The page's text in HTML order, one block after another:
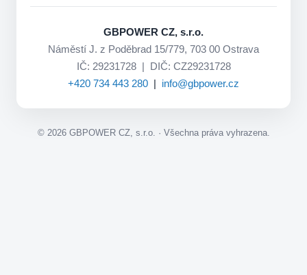
GBPOWER CZ, s.r.o.
Náměstí J. z Poděbrad 15/779, 703 00 Ostrava
IČ: 29231728 | DIČ: CZ29231728
+420 734 443 280 | info@gbpower.cz
© 2026GBPOWER CZ, s.r.o. · Všechna práva vyhrazena.